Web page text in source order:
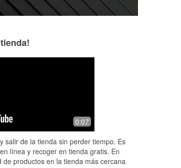
a good spot for anything you
0:07
salir de la tienda sin perder tiempo. Es
línea y recoger en tienda gratis. En
productos en la tienda más cercana